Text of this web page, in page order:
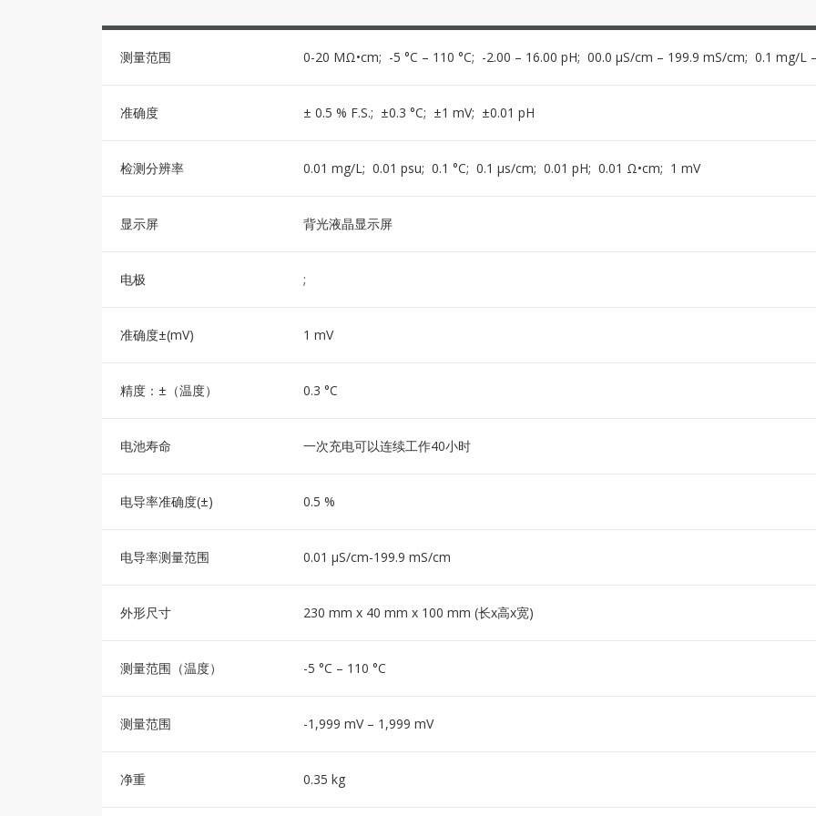
测量范围 0-20 MΩ•cm; -5 °C – 110 °C; -2.00 – 16.00 pH; 00.0 μS/cm – 199.9 mS/cm; 0.1 mg/L
准确度 ± 0.5 % F.S.; ±0.3 °C; ±1 mV; ±0.01 pH
检测分辨率 0.01 mg/L; 0.01 psu; 0.1 °C; 0.1 μs/cm; 0.01 pH; 0.01 Ω•cm; 1 mV
显示屏 背光液晶显示屏
电极 ;
准确度±(mV) 1 mV
精度：±（温度） 0.3 °C
电池寿命 一次充电可以连续工作40小时
电导率准确度(±) 0.5 %
电导率测量范围 0.01 μS/cm-199.9 mS/cm
外形尺寸 230 mm x 40 mm x 100 mm (长x高x宽)
测量范围（温度） -5 °C – 110 °C
测量范围 -1,999 mV – 1,999 mV
净重 0.35 kg